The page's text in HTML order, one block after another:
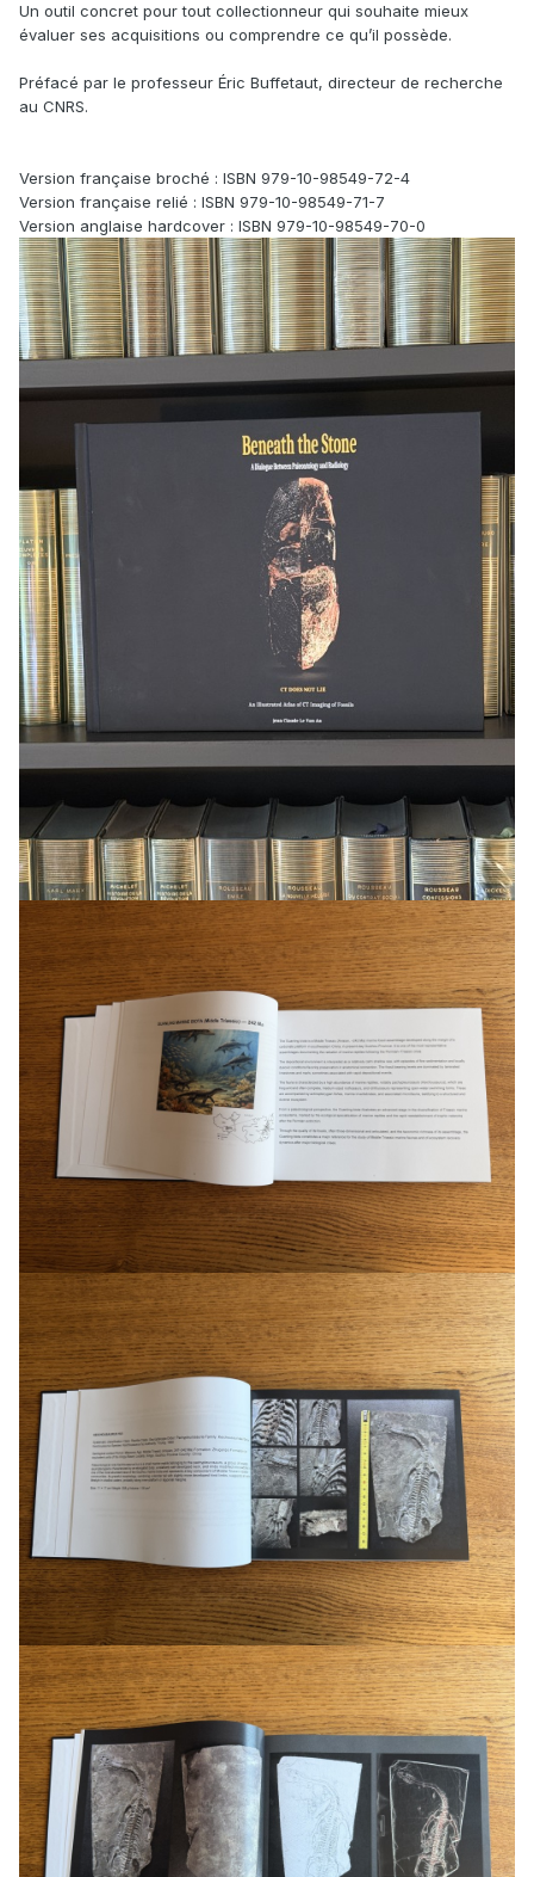
Un outil concret pour tout collectionneur qui souhaite mieux
évaluer ses acquisitions ou comprendre ce qu’il possède.
Préfacé par le professeur Éric Buffetaut, directeur de recherche
au CNRS.
Version française broché : ISBN 979-10-98549-72-4
Version française relié : ISBN 979-10-98549-71-7
Version anglaise hardcover : ISBN 979-10-98549-70-0